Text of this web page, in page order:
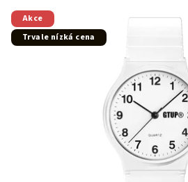
5
Akce
Trvale nízká cena